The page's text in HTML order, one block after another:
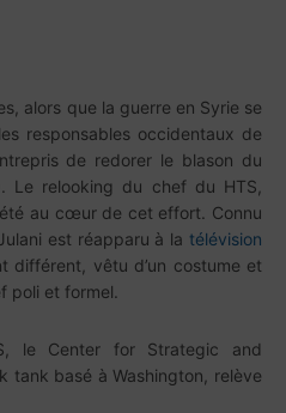
alors que la guerre en Syrie se
responsables occidentaux de
de redorer le blason du
Le relooking du chef du HTS,
au cœur de cet effort. Connu
est réapparu à la télévision
différent, vêtu d’un costume et
poli et formel.
le Center for Strategic and
tank basé à Washington, relève